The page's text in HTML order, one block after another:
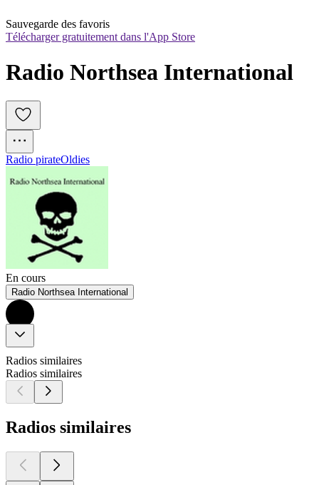
Sauvegarde des favoris
Télécharger gratuitement dans l'App Store
Radio Northsea International
Radio pirateOldies
En cours
Radio Northsea International
Radios similaires
Radios similaires
Radios similaires